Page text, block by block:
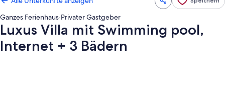
Ganzes Ferienhaus·Privater Gastgeber
Luxus Villa mit Swimming pool,
Internet + 3 Bädern